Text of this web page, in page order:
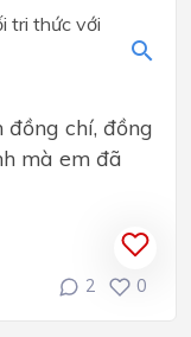
tri thức với
chí, đồng
mà em đã
2 0